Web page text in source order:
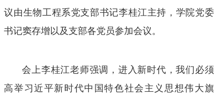
议由生物工程系党支部书记李桂江主持，学院党委
书记窦存增以及支部各党员参加会议。
会上李桂江老师强调，进入新时代，我们必须
高举习近平新时代中国特色社会主义思想伟大旗